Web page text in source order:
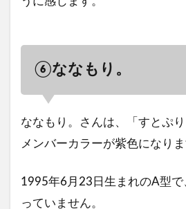
⑥ななもり。
ななもり。さんは、「すとぷり
メンバーカラーが紫色になりま
1995年6月23日生まれのA型で
っていません。